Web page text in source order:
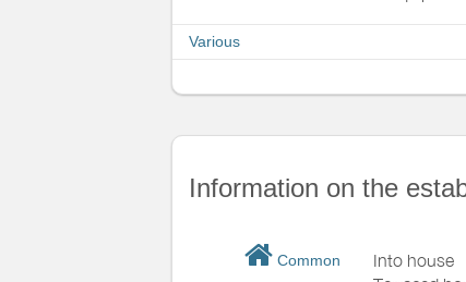
Various
Information on the
Common Into house